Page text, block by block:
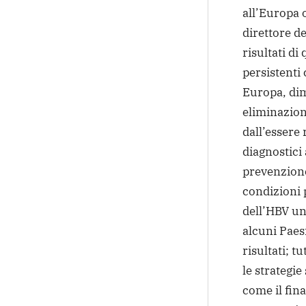
all’Europa
direttore
risultati di
persistenti
Europa,
diagnostici
condizioni
dell’HBV
alcuni
risultati;
le strategie
come il